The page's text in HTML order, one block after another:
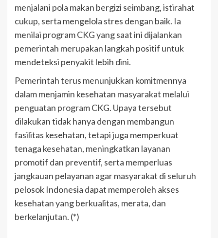
menjalani pola makan bergizi seimbang, istirahat
cukup, serta mengelola stres dengan baik. Ia
menilai program CKG yang saat ini dijalankan
pemerintah merupakan langkah positif untuk
mendeteksi penyakit lebih dini.
Pemerintah terus menunjukkan komitmennya
dalam menjamin kesehatan masyarakat melalui
penguatan program CKG. Upaya tersebut
dilakukan tidak hanya dengan membangun
fasilitas kesehatan, tetapi juga memperkuat
tenaga kesehatan, meningkatkan layanan
promotif dan preventif, serta memperluas
jangkauan pelayanan agar masyarakat di seluruh
pelosok Indonesia dapat memperoleh akses
kesehatan yang berkualitas, merata, dan
berkelanjutan. (*)